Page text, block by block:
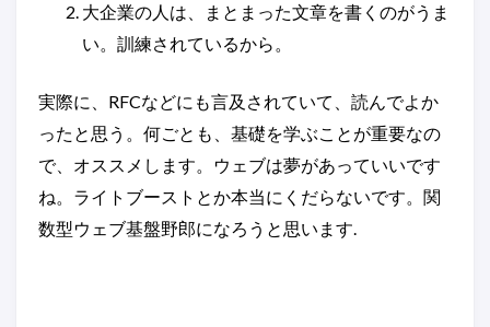
大企業の人は、まとまった文章を書くのがうま
い。訓練されているから。
実際に、RFCなどにも言及されていて、読んでよか
ったと思う。何ごとも、基礎を学ぶことが重要なの
で、オススメします。ウェブは夢があっていいです
ね。ライトブーストとか本当にくだらないです。関
数型ウェブ基盤野郎になろうと思います.